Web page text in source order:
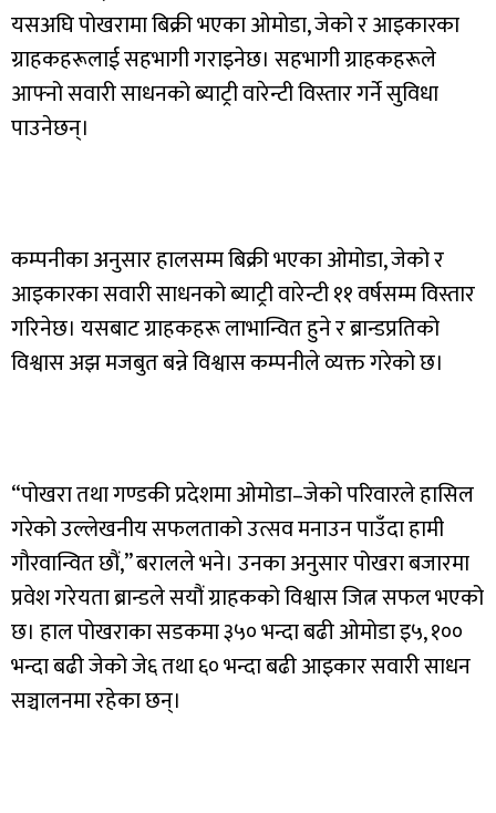
यसअघि पोखरामा बिक्री भएका ओमोडा, जेको र आइकारका
ग्राहकहरूलाई सहभागी गराइनेछ। सहभागी ग्राहकहरूले
आफ्नो सवारी साधनको ब्याट्री वारेन्टी विस्तार गर्ने सुविधा
पाउनेछन्।
कम्पनीका अनुसार हालसम्म बिक्री भएका ओमोडा, जेको र
आइकारका सवारी साधनको ब्याट्री वारेन्टी ११ वर्षसम्म विस्तार
गरिनेछ। यसबाट ग्राहकहरू लाभान्वित हुने र ब्रान्डप्रतिको
विश्वास अझ मजबुत बन्ने विश्वास कम्पनीले व्यक्त गरेको छ।
“पोखरा तथा गण्डकी प्रदेशमा ओमोडा–जेको परिवारले हासिल
गरेको उल्लेखनीय सफलताको उत्सव मनाउन पाउँदा हामी
गौरवान्वित छौं,” बरालले भने। उनका अनुसार पोखरा बजारमा
प्रवेश गरेयता ब्रान्डले सयौं ग्राहकको विश्वास जित्न सफल भएको
छ। हाल पोखराका सडकमा ३५० भन्दा बढी ओमोडा इ५, १००
भन्दा बढी जेको जे६ तथा ६० भन्दा बढी आइकार सवारी साधन
सञ्चालनमा रहेका छन्।